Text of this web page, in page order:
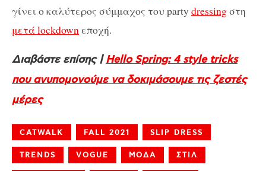
γίνει ο καλύτερος σύμμαχος του party dressingστη
μετά lockdown εποχή.
Διαβάστε επίσης |Hello Spring: 4 style tricks
που ανυπομονούμε να δοκιμάσουμε τις ζεστές
μέρες
CATWALK FALL 2021 SLIP DRESS
TRENDS VOGUE ΜΟΔΑ ΣΤΙΛ